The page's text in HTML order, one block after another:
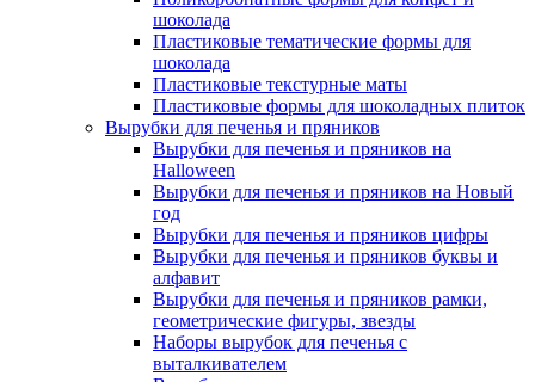
шоколада
Пластиковые тематические формы для
шоколада
Пластиковые текстурные маты
Пластиковые формы для шоколадных плиток
Вырубки для печенья и пряников
Вырубки для печенья и пряников на
Halloween
Вырубки для печенья и пряников на Новый
год
Вырубки для печенья и пряников цифры
Вырубки для печенья и пряников буквы и
алфавит
Вырубки для печенья и пряников рамки,
геометрические фигуры, звезды
Наборы вырубок для печенья с
выталкивателем